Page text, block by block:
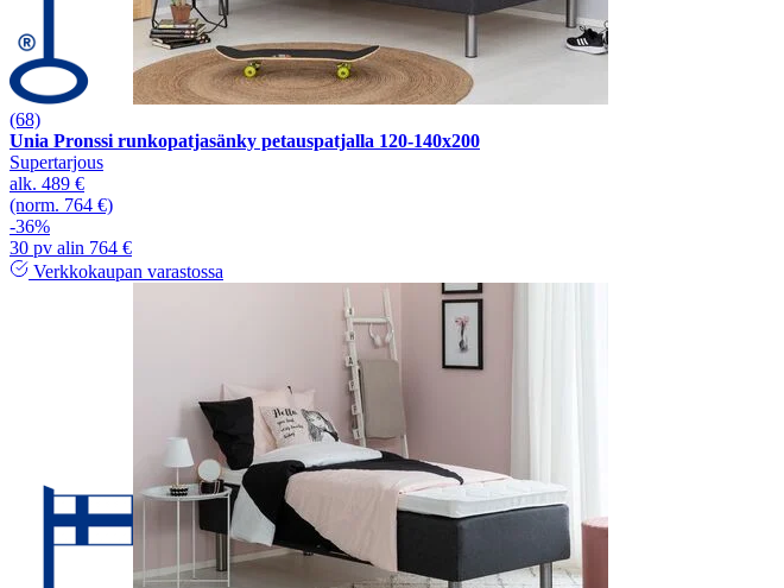
(68)
Unia Pronssi runkopatjasänky petauspatjalla 120-140x200
Supertarjous
alk. 489 €
(norm. 764 €)
-36%
30 pv alin 764 €
Verkkokaupan varastossa